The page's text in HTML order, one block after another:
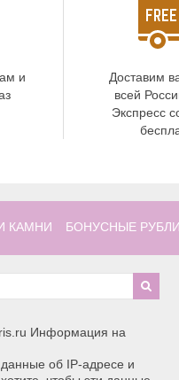
и
Доставим
всей
Экспресс
КАМНИ БОНУСНЫЕ РУБЛИ
Информация на
об IP-адресе и